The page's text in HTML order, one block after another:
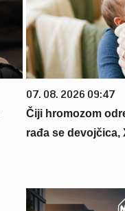
07. 08. 2026 09:47
Čiji hromozom
rađa se devojčica,